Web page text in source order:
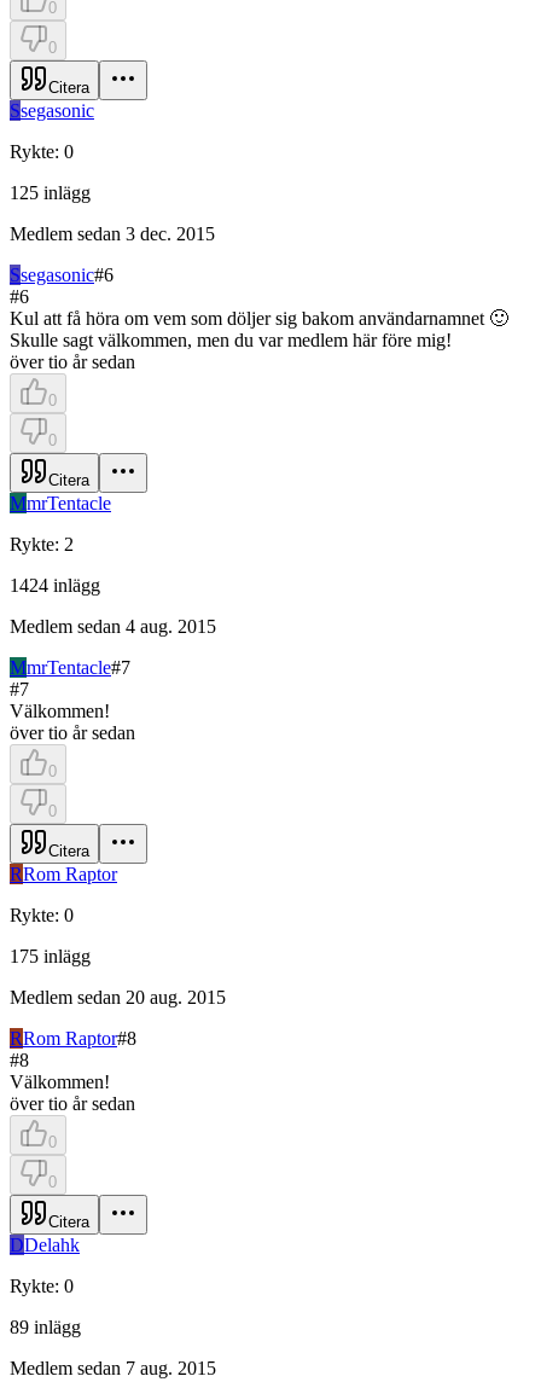
0
0
Citera
Ssegasonic
Rykte: 0
125 inlägg
Medlem sedan 3 dec. 2015
Ssegasonic#6
#6
Kul att få höra om vem som döljer sig bakom användarnamnet 🙂
Skulle sagt välkommen, men du var medlem här före mig!
över tio år sedan
0
0
Citera
MmrTentacle
Rykte: 2
1424 inlägg
Medlem sedan 4 aug. 2015
MmrTentacle#7
#7
Välkommen!
över tio år sedan
0
0
Citera
RRom Raptor
Rykte: 0
175 inlägg
Medlem sedan 20 aug. 2015
RRom Raptor#8
#8
Välkommen!
över tio år sedan
0
0
Citera
DDelahk
Rykte: 0
89 inlägg
Medlem sedan 7 aug. 2015